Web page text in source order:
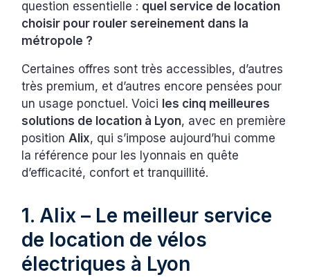
question essentielle : quel service de location
choisir pour rouler sereinement dans la
métropole ?
Certaines offres sont très accessibles, d’autres
très premium, et d’autres encore pensées pour
un usage ponctuel. Voici les cinq meilleures
solutions de location à Lyon, avec en première
positionAlix, qui s’impose aujourd’hui comme
la référence pour les lyonnais en quête
d’efficacité, confort et tranquillité.
1. Alix – Le meilleur service
de location de vélos
électriques à Lyon